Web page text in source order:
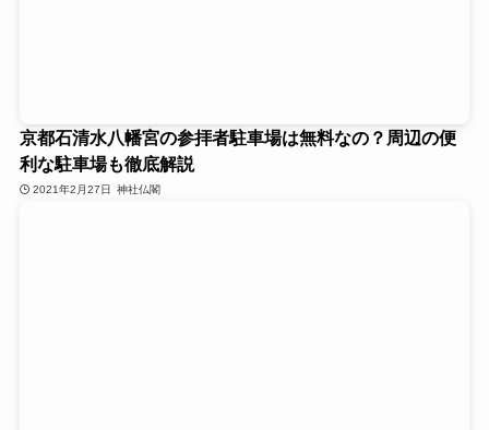
京都石清水八幡宮の参拝者駐車場は無料なの？周辺の便
利な駐車場も徹底解説
2021年2月27日 神社仏閣